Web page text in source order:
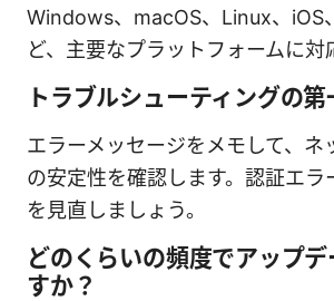
Windows、macOS、Linux、iOS
ど、主要なプラットフォームに対
トラブルシューティングの第
エラーメッセージをメモして、ネ
の安定性を確認します。認証エラ
を見直しましょう。
どのくらいの頻度でアップ
すか？